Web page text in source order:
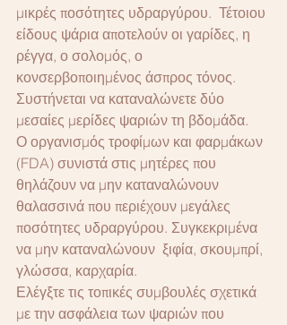
μικρές ποσότητες υδραργύρου.  Τέτοιου
είδους ψάρια αποτελούν οι γαρίδες, η
ρέγγα, ο σολομός, ο
κονσερβοποιημένος άσπρος τόνος.
Συστήνεται να καταναλώνετε δύο
μεσαίες μερίδες ψαριών τη βδομάδα.
Ο οργανισμός τροφίμων και φαρμάκων
(FDA) συνιστά στις μητέρες που
θηλάζουν να μην καταναλώνουν
θαλασσινά που περιέχουν μεγάλες
ποσότητες υδραργύρου. Συγκεκριμένα
να μην καταναλώνουν  ξιφία, σκουμπρί,
γλώσσα, καρχαρία.
Ελέγξτε τις τοπικές συμβουλές σχετικά
με την ασφάλεια των ψαριών που